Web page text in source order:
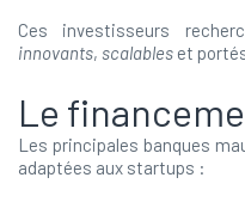
Ces investisseurs
innovants, scalables et
Le
Les principales banques
adaptées aux startups :